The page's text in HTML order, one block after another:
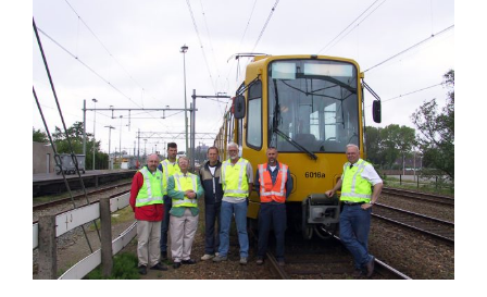
Bekijk
grotere
afbeelding